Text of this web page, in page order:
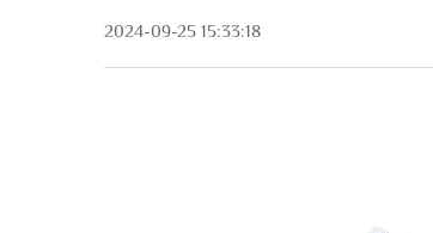
2024-09-25 15:33:18